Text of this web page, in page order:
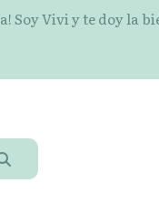
Soy Vivi y te doy la